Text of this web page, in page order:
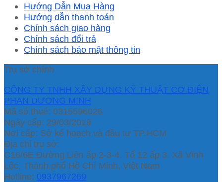
Hướng Dẫn Mua Hàng
Hướng dẫn thanh toán
Chính sách giao hàng
Chính sách đổi trả
Chính sách bảo mật thông tin
Trụ sở chính
CÔNG TY TNHH XÂY DỰNG KỸ THUẬT CƠ ĐIỆN
PHAN DƯƠNG MINH
Mã số thuế: 0315596026
Ngày cấp: 29/03/2019
Nơi cấp: Sở kế hoạch và đầu tư TP.HCM
Địa chỉ trụ sở:
C16/6E Đường Liên ấp 2-3-4, Tổ 12 ấp 3, Xã Vĩnh
Lộc, Thành phố Hồ Chí Minh, Việt Nam
Hotline: 0937967269